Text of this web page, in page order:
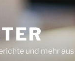
und mehr